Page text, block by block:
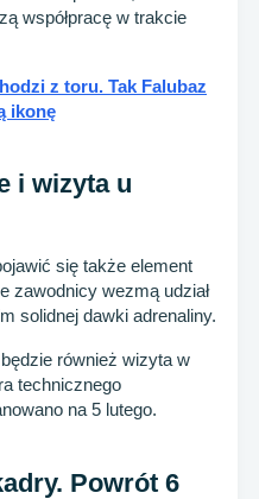
współpracę w trakcie
z toru. Tak Falubaz
ikonę
i wizyta u
się także element
zawodnicy wezmą udział
solidnej dawki adrenaliny.
również wizyta w
technicznego
na 5 lutego.
Powrót 6